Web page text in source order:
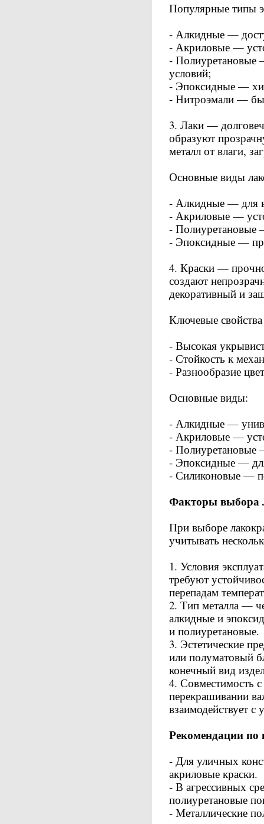
Популярные типы
- Алкидные —
- Акриловые —
- Полиуретановые
условий;
- Эпоксидные —
- Нитроэмали —
3. Лаки —
образуют
металл от влаги,
Основные виды
- Алкидные — для
- Акриловые —
- Полиуретановые
- Эпоксидные —
4. Краски —
создают
декоративный и
Ключевые
- Высокая
- Стойкость к
- Разнообразие
Основные виды:
- Алкидные —
- Акриловые —
- Полиуретановые
- Эпоксидные —
- Силиконовые —
Факторы
При выборе
учитывать
1. Условия
требуют
перепадам
2. Тип металла —
алкидные и
и полиуретановые.
3. Эстетические
или полуматовый
конечный вид
4. Совместимость
перекрашивании
взаимодействует
Рекомендации
- Для уличных
акриловые краски.
- В агрессивных
полиуретановые
- Металлические